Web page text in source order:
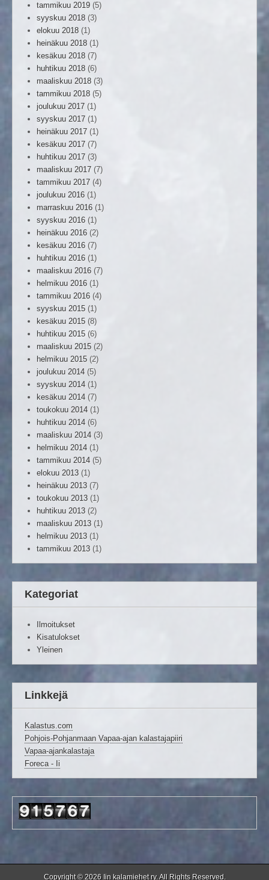
tammikuu 2019 (5)
syyskuu 2018 (3)
elokuu 2018 (1)
heinäkuu 2018 (1)
kesäkuu 2018 (7)
huhtikuu 2018 (6)
maaliskuu 2018 (3)
tammikuu 2018 (5)
joulukuu 2017 (1)
syyskuu 2017 (1)
heinäkuu 2017 (1)
kesäkuu 2017 (7)
huhtikuu 2017 (3)
maaliskuu 2017 (7)
tammikuu 2017 (4)
joulukuu 2016 (1)
marraskuu 2016 (1)
syyskuu 2016 (1)
heinäkuu 2016 (2)
kesäkuu 2016 (7)
huhtikuu 2016 (1)
maaliskuu 2016 (7)
helmikuu 2016 (1)
tammikuu 2016 (4)
syyskuu 2015 (1)
kesäkuu 2015 (8)
huhtikuu 2015 (6)
maaliskuu 2015 (2)
helmikuu 2015 (2)
joulukuu 2014 (5)
syyskuu 2014 (1)
kesäkuu 2014 (7)
toukokuu 2014 (1)
huhtikuu 2014 (6)
maaliskuu 2014 (3)
helmikuu 2014 (1)
tammikuu 2014 (5)
elokuu 2013 (1)
heinäkuu 2013 (7)
toukokuu 2013 (1)
huhtikuu 2013 (2)
maaliskuu 2013 (1)
helmikuu 2013 (1)
tammikuu 2013 (1)
Kategoriat
Ilmoitukset
Kisatulokset
Yleinen
Linkkejä
Kalastus.com
Pohjois-Pohjanmaan Vapaa-ajan kalastajapiiri
Vapaa-ajankalastaja
Foreca - Ii
Copyright © 2026 Iin kalamiehet ry. All Rights Reserved.